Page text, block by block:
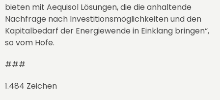
bieten mit Aequisol Lösungen, die die anhaltende
Nachfrage nach Investitionsmöglichkeiten und den
Kapitalbedarf der Energiewende in Einklang bringen“,
so vom Hofe.
###
1.484 Zeichen